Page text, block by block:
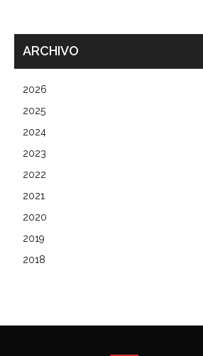
ARCHIVO
2026
2025
2024
2023
2022
2021
2020
2019
2018